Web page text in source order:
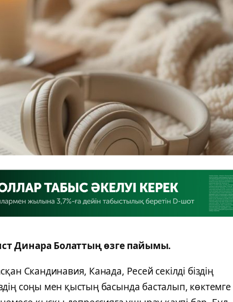
Динара Болаттың өзге пайымы.
Скандинавия, Канада, Ресей секілді біздің
соңы мен қыстың басында басталып, көктемге